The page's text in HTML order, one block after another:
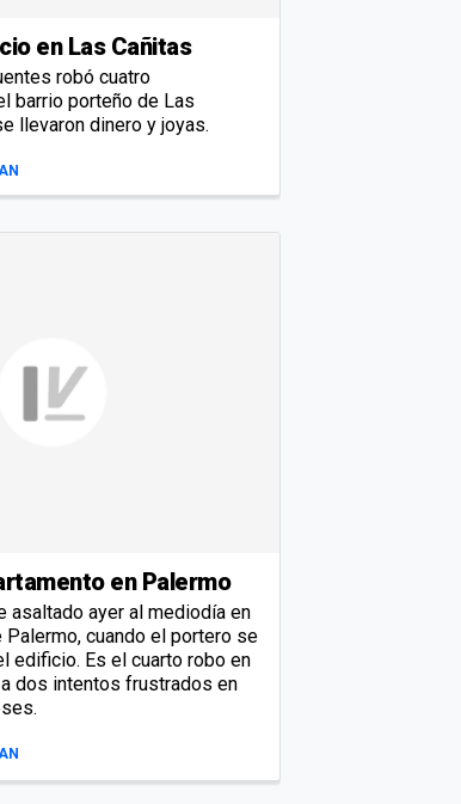
en Las Cañitas
robó cuatro
barrio porteño de Las
llevaron dinero y joyas.
en Palermo
asaltado ayer al mediodía en
cuando el portero se
edificio. Es el cuarto robo en
dos intentos frustrados en